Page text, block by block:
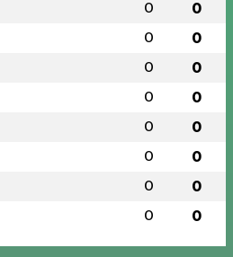
0 0
0 0
0 0
0 0
0 0
0 0
0 0
0 0